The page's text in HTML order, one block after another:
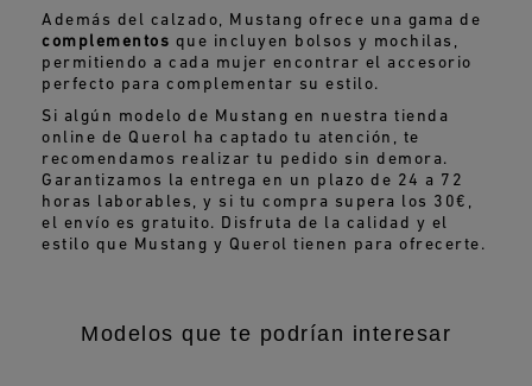
Además del calzado, Mustang ofrece una gama de
complementos que incluyen bolsos y mochilas,
permitiendo a cada mujer encontrar el accesorio
perfecto para complementar su estilo.
Si algún modelo de Mustang en nuestra tienda
online de Querol ha captado tu atención, te
recomendamos realizar tu pedido sin demora.
Garantizamos la entrega en un plazo de 24 a 72
horas laborables, y si tu compra supera los 30€,
el envío es gratuito. Disfruta de la calidad y el
estilo que Mustang y Querol tienen para ofrecerte.
Modelos que te podrían interesar